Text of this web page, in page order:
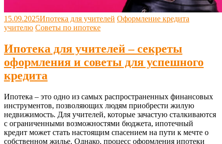
15.09.2025Ипотека для учителей Оформление кредита
учителю Советы по ипотеке
Ипотека для учителей – секреты
оформления и советы для успешного
кредита
Ипотека – это одно из самых распространенных финансовых
инструментов, позволяющих людям приобрести жилую
недвижимость. Для учителей, которые зачастую сталкиваются
с ограниченными возможностями бюджета, ипотечный
кредит может стать настоящим спасением на пути к мечте о
собственном жилье. Однако, процесс оформления ипотеки